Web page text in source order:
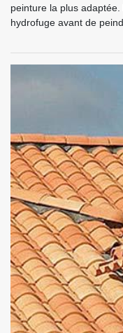
peinture la plus
hydrofuge avant de